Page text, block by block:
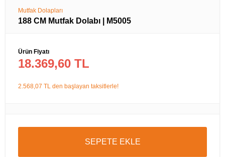
Mutfak Dolapları
188 CM Mutfak Dolabı | M5005
Ürün Fiyatı
18.369,60 TL
2.568,07 TL den başlayan taksitlerle!
SEPETE EKLE